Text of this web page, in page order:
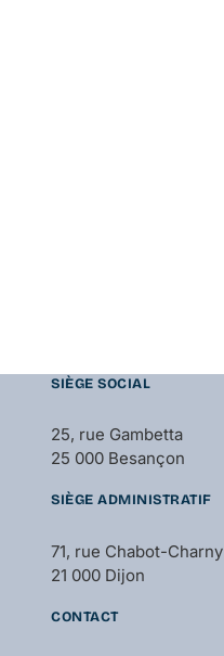
SIÈGE SOCIAL
25, rue Gambetta
25 000 Besançon
SIÈGE ADMINISTRATIF
71, rue Chabot-Charny
21 000 Dijon
CONTACT